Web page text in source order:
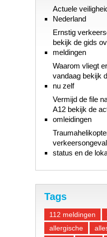
Actuele
Nederland
Ernstig
bekijk de gids
meldingen
Waarom vliegt
vandaag bekijk
nu zelf
Vermijd de file
A12 bekijk de
omleidingen
status en de
Tags
112 meldingen
allergische